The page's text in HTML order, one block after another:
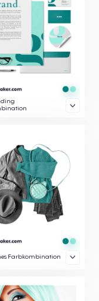
Farbkombination